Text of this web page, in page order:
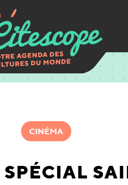
CINÉMA